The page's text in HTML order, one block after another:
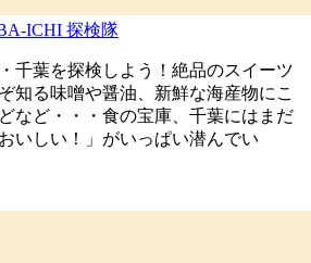
ICHI 探検隊
千葉を探検しよう！絶品のスイーツ
知る味噌や醤油、新鮮な海産物にこ
など・・・食の宝庫、千葉にはまだ
いしい！」がいっぱい潜んでい